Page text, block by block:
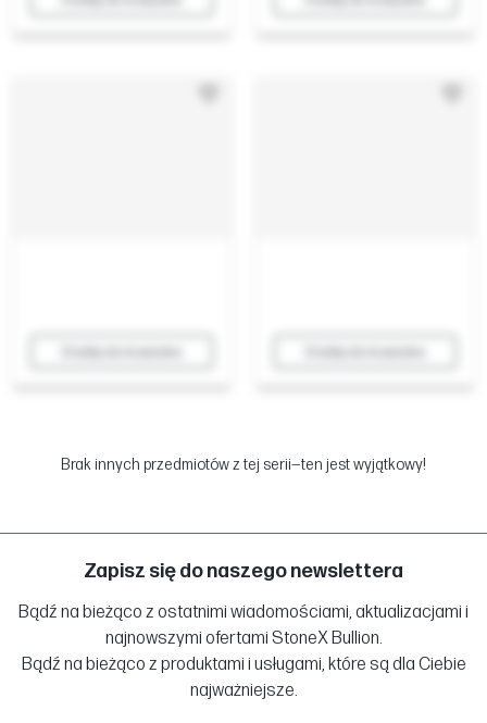
Brak innych przedmiotów z tej serii—ten jest wyjątkowy!
Zapisz się do naszego newslettera
Bądź na bieżąco z ostatnimi wiadomościami, aktualizacjami i
najnowszymi ofertami StoneX Bullion.
Bądź na bieżąco z produktami i usługami, które są dla Ciebie
najważniejsze.